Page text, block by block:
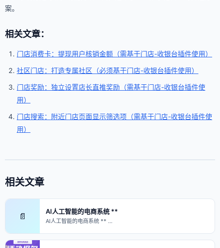
案。
相关文章：
门店消费卡：提现用户核销金额（需基于门店-收银台插件使用）
社区门店：打造专属社区（必须基于门店-收银台插件使用）
门店奖励：独立设置店长直推奖励（需基于门店-收银台插件使
用）
门店搜索：附近门店页面显示筛选项（需基于门店-收银台插件使
用）
相关文章
📄 AI人工智能的电商系统 **
AI人工智能的电商系统 ** …